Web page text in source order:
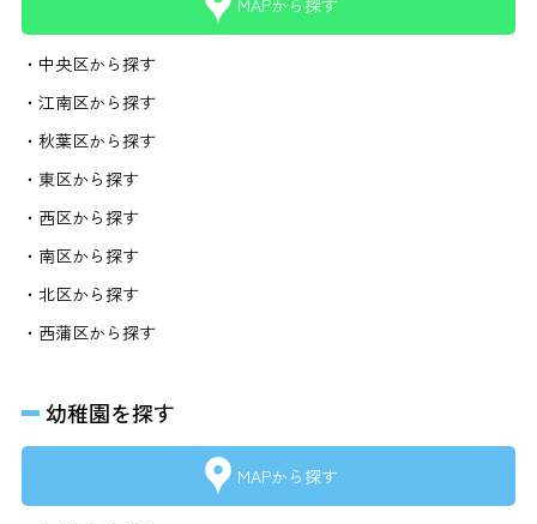
・中央区から探す
・江南区から探す
・秋葉区から探す
・東区から探す
・西区から探す
・南区から探す
・北区から探す
・西蒲区から探す
幼稚園を探す
MAPから探す